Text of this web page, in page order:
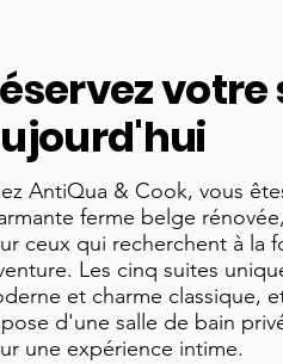
votre
AntiQua & Cook, vous
ferme belge
ceux qui recherchent à la
Les cinq suites
et charme classique,
d'une salle de bain
une expérience intime.